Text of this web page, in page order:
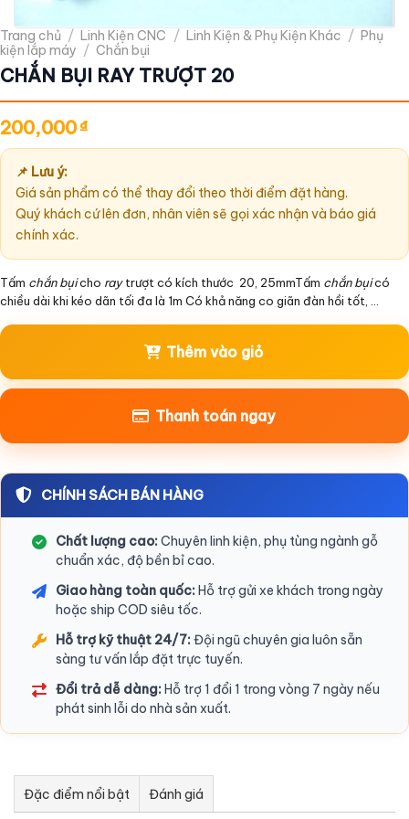
Trang chủ / Linh Kiện CNC / Linh Kiện & Phụ Kiện Khác / Phụ
kiện lắp máy / Chắn bụi
CHẮN BỤI RAY TRƯỢT 20
200,000₫
📌 Lưu ý:
Giá sản phẩm có thể thay đổi theo thời điểm đặt hàng.
Quý khách cứ lên đơn, nhân viên sẽ gọi xác nhận và báo giá
chính xác.
Tấm chắn bụicho raytrượt có kích thước 20, 25mmTấm chắn bụicó
chiều dài khi kéo dãn tối đa là 1m Có khả năng co giãn đàn hồi tốt, …
Thêm vào giỏ
Thanh toán ngay
CHÍNH SÁCH BÁN HÀNG
Chất lượng cao:Chuyên linh kiện, phụ tùng ngành gỗ
chuẩn xác, độ bền bỉ cao.
Giao hàng toàn quốc: Hỗ trợ gửi xe khách trong ngày
hoặc ship COD siêu tốc.
Hỗ trợ kỹ thuật 24/7:Đội ngũ chuyên gia luôn sẵn
sàng tư vấn lắp đặt trực tuyến.
Đổi trả dễ dàng: Hỗ trợ 1 đổi 1 trong vòng 7 ngày nếu
phát sinh lỗi do nhà sản xuất.
Đặc điểm nổi bật Đánh giá